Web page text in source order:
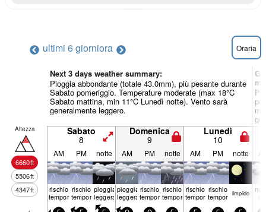
ultimi 6 giorniora Oraria
Next 3 days weather summary:
Pioggia abbondante (totale 43.0mm), più pesante durante
Sabato pomeriggio. Temperature moderate (max 18°C
Sabato mattina, min 11°C Lunedì notte). Vento sarà
generalmente leggero.
Altezza
6660ft
5506ft
4347ft
Sabato
8
Domenica
9
Lunedì
10
AM PM notte AM PM notte AM PM notte
rischio
temporale
rischio
temporale
pioggia
leggera
pioggia
leggera
rischio
temporale
rischio
temporale
rischio
temporale
rischio
temporalelimp­ido